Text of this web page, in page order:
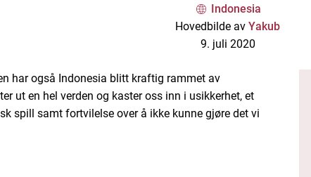
Indonesia
Hovedbilde avYakub
9. juli 2020
har også Indonesia blitt kraftig rammet av
ut en hel verden og kaster oss inn i usikkerhet, et
spill samt fortvilelse over å ikke kunne gjøre det vi